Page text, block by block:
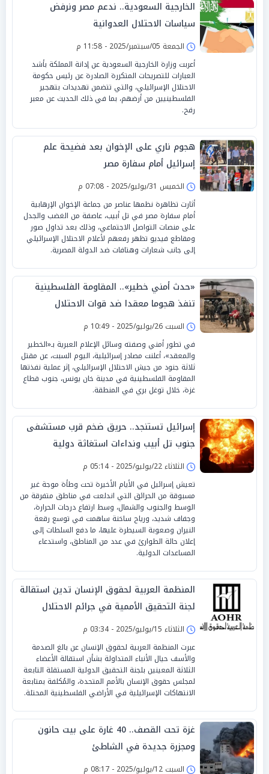
الخارجية السعودية.. ندعم مصر ونرفض
سياسات الاحتلال العدوانية
الجمعة 05/سبتمبر/2025 - 11:58 م
أعربت وزارة الخارجية السعودية عن إدانة المملكة بأشد
العبارات للتصريحات المتكررة الصادرة عن رئيس حكومة
الاحتلال الإسرائيلي، والتي تتضمن تهديدات بتهجير
الفلسطينيين من أرضهم، بما في ذلك الحديث عن معبر
رفح.
هجوم ناري على الإخوان بعد فضيحة علم
إسرائيل أمام سفارة مصر
الخميس 31/يوليو/2025 - 07:08 م
أثارت تظاهرة نظمها عناصر من جماعة الإخوان الإرهابية
أمام سفارة مصر في تل أبيب، عاصفة من الغضب والجدل
على منصات التواصل الاجتماعي، وذلك بعد تداول صور
ومقاطع فيديو تظهر رفعهم لأعلام الاحتلال الإسرائيلي
إلى جانب شعارات وهتافات ضد الدولة المصرية.
«حدث أمني خطير».. المقاومة الفلسطينية
تنفذ هجوما معقدا ضد قوات الاحتلال
السبت 26/يوليو/2025 - 10:49 م
في تطور أمني وصفته وسائل الإعلام العبرية بـ«الخطير
والمعقد»، أعلنت مصادر إسرائيلية، اليوم السبت، عن مقتل
ثلاثة جنود من جيش الاحتلال الإسرائيلي، إثر عملية نفذتها
المقاومة الفلسطينية في مدينة خان يونس، جنوب قطاع
غزة، خلال توغل بري في المنطقة.
إسرائيل تستنجد.. حريق ضخم قرب مستشفى
جنوب تل أبيب ونداءات استغاثة دولية
الثلاثاء 22/يوليو/2025 - 05:14 م
تعيش إسرائيل في الأيام الأخيرة تحت وطأة موجة غير
مسبوقة من الحرائق التي اندلعت في مناطق متفرقة من
الوسط والجنوب والشمال، وسط ارتفاع درجات الحرارة،
وجفاف شديد، ورياح ساخنة ساهمت في توسع رقعة
النيران وصعوبة السيطرة عليها، ما دفع السلطات إلى
إعلان حالة الطوارئ في عدد من المناطق، واستدعاء
المساعدات الدولية.
المنظمة العربية لحقوق الإنسان تدين استقالة
لجنة التحقيق الأممية في جرائم الاحتلال
الثلاثاء 15/يوليو/2025 - 03:34 م
عبرت المنظمة العربية لحقوق الإنسان عن بالغ الصدمة
والأسف حيال الأنباء المتداولة بشأن استقالة الأعضاء
الثلاثة المعينين بلجنة التحقيق الدولية المستقلة التابعة
لمجلس حقوق الإنسان بالأمم المتحدة، والمُكلفة بمتابعة
الانتهاكات الإسرائيلية في الأراضي الفلسطينية المحتلة.
غزة تحت القصف.. 40 غارة على بيت حانون
ومجزرة جديدة في الشاطئ
السبت 12/يوليو/2025 - 08:17 م